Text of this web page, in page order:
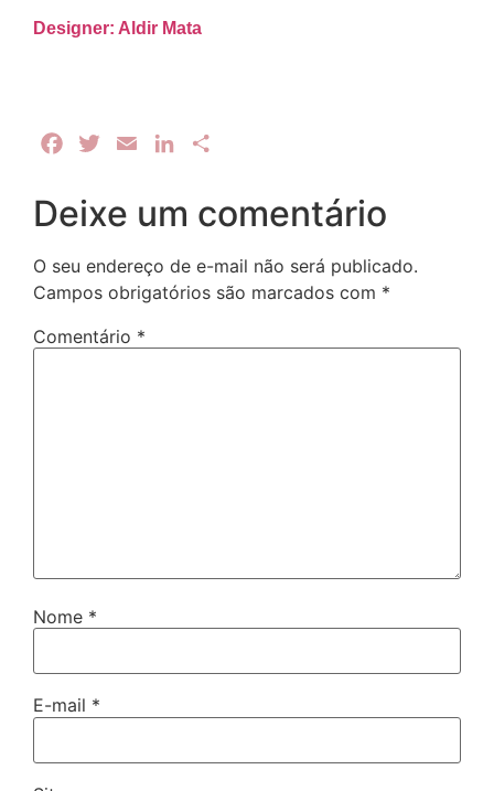
Designer: Aldir Mata
FacebookTwitterEmail LinkedIn
Deixe um comentário
O seu endereço de e-mail não será publicado.
Campos obrigatórios são marcados com *
Comentário *
Nome *
E-mail *